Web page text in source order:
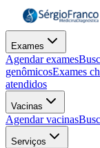
Exames
Agendar exames
genômicosExames
atendidos
Vacinas
Agendar vacinas
Serviços